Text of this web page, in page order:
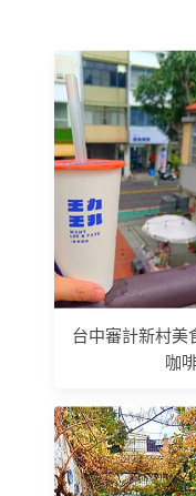
台中審計新村美
咖